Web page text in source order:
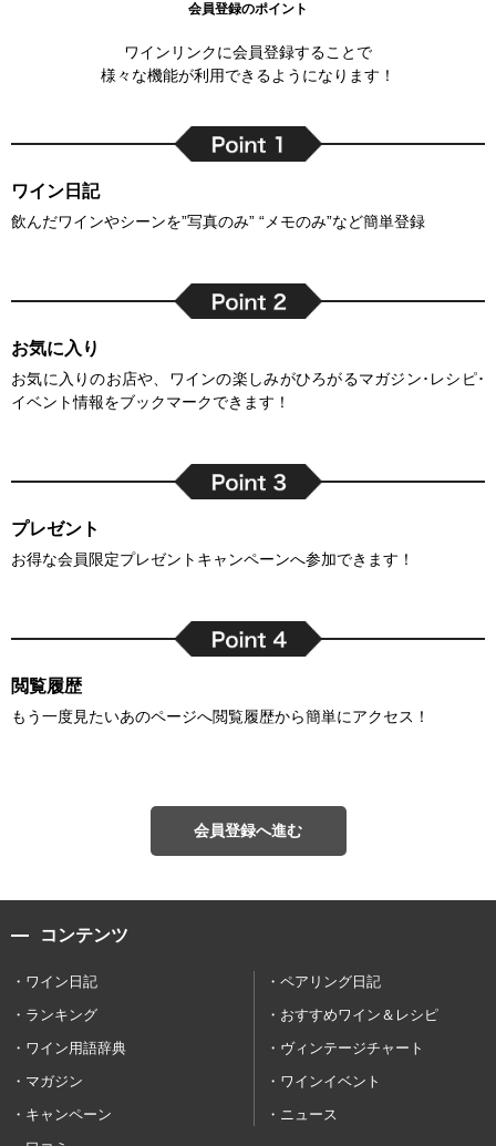
会員登録のポイント
ワインリンクに会員登録することで
様々な機能が利用できるようになります！
ワイン日記
飲んだワインやシーンを”写真のみ” “メモのみ”など簡単登録
お気に入り
お気に入りのお店や、ワインの楽しみがひろがるマガジン･レシピ･
イベント情報をブックマークできます！
プレゼント
お得な会員限定プレゼントキャンペーンへ参加できます！
閲覧履歴
もう一度見たいあのページへ閲覧履歴から簡単にアクセス！
会員登録へ進む
コンテンツ
ワイン日記
ペアリング日記
ランキング
おすすめワイン＆レシピ
ワイン用語辞典
ヴィンテージチャート
マガジン
ワインイベント
キャンペーン
ニュース